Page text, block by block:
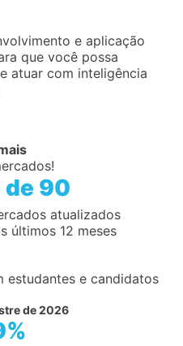
e aplicação
que você possa
atuar com inteligência
de 90
atualizados
últimos 12 meses
estudantes e candidatos
de 2026